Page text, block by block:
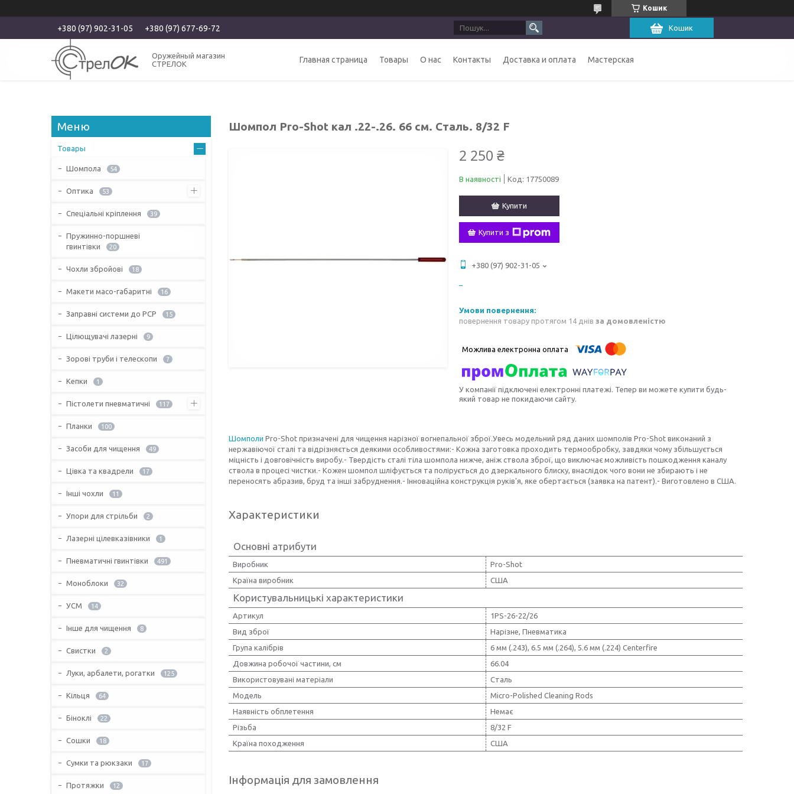
Кошик
+380 (97) 902-31-05 +380 (97) 677-69-72 Кошик
Оружейный магазин
СТРЕЛОК
Главная страница Товары О нас Контакты Доставка и оплата Мастерская
Шомпол Pro-Shot кал .22-.26. 66 см. Сталь. 8/32 F
2 250 ₴
В наявності Код: 17750089
Купити
Купити з
+380 (97) 902-31-05
повернення товару протягом 14 днів за домовленістю
У компанії підключені електронні платежі. Тепер ви можете купити будь-
який товар не покидаючи сайту.
Шомполи Pro-Shot призначені для чищення нарізної вогнепальної зброї.Увесь модельний ряд даних шомполів Pro-Shot виконаний з
нержавіючої сталі та відрізняється деякими особливостями:- Кожна заготовка проходить термообробку, завдяки чому збільшується
міцність і довговічність виробу.- Твердість сталі тіла шомпола нижче, аніж ствола зброї, що виключає можливість пошкодження каналу
ствола в процесі чистки.- Кожен шомпол шліфується та полірується до дзеркального блиску, внаслідок чого вони не збирають і не
переносять абразив, бруд та інші забруднення.- Інноваційна конструкція руків'я, яке обертається (заявка на патент).- Виготовлено в США.
Характеристики
Основні атрибути
Виробник
Pro-Shot
Країна виробник
США
Користувальницькі характеристики
Артикул
1PS-26-22/26
Вид зброї
Нарізне, Пневматика
Група калібрів
6 мм (.243), 6.5 мм (.264), 5.6 мм (.224) Centerfire
Довжина робочої частини, см
66.04
Використовувані матеріали
Сталь
Мoдель
Micro-Polished Cleaning Rods
Наявність обплетення
Немає
Різьба
8/32 F
Країна походження
CША
Інформація для замовлення
Товары
Шомпола 54
Оптика 53
Спеціальні кріплення 39
Пружинно-поршневі
гвинтівки
20
Чохли збройові 18
Макети масо-габаритні 16
Заправні системи до PCP 15
Цілющувачі лазерні 9
Зорові труби і телескопи 7
Кепки 1
Пістолети пневматичні 117
Планки 100
Засоби для чищення 49
Цівка та квадрели 17
Інші чохли 11
Упори для стрільби 2
Лазерні цілевказівники 1
Пневматичні гвинтівки 491
Моноблоки 32
УСМ 14
Інше для чищення 8
Свистки 2
Луки, арбалети, рогатки 125
Кільця 64
Біноклі 22
Сошки 18
Сумки та рюкзаки 17
Протяжки 12